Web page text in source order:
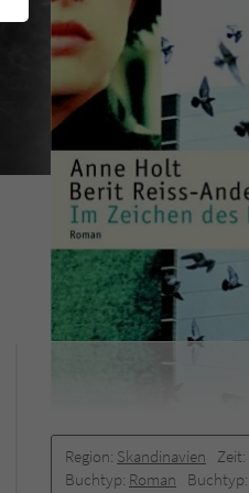
Region: Skandinavien Zeit:
Buchtyp: Roman Buchtyp: